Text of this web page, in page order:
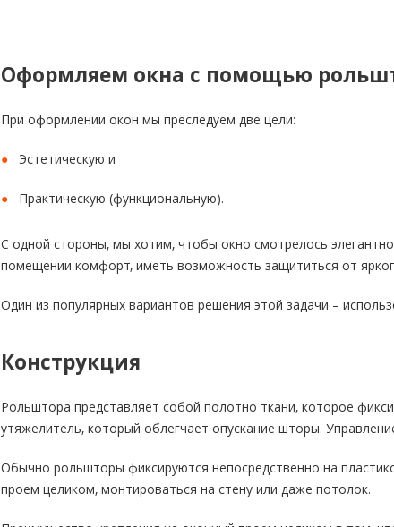
Оформляем окна с помощью
При оформлении окон мы преследуем две цели:
Эстетическую и
Практическую (функциональную).
С одной стороны, мы хотим, чтобы окно смотрелось
помещении комфорт, иметь возможность защититься от
Один из популярных вариантов решения этой задачи –
Конструкция
Рольштора представляет собой полотно ткани, которое
утяжелитель, который облегчает опускание шторы.
Обычно рольшторы фиксируются непосредственно на
проем целиком, монтироваться на стену или даже потолок.